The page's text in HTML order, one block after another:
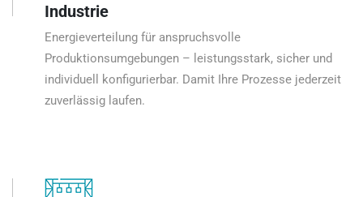
Industrie
Energieverteilung für anspruchsvolle
Produktionsumgebungen – leistungsstark, sicher und
individuell konfigurierbar. Damit Ihre Prozesse jederzeit
zuverlässig laufen.